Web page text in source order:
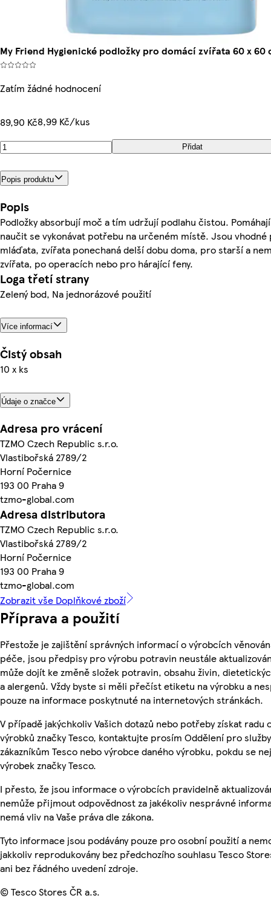
My Friend Hygienické podložky pro domácí zvířata 60 x 60
Zatím žádné hodnocení
89,90 Kč8,99 Kč/kus
Přidat
Popis produktu
Popis
Podložky absorbují moč a tím udržují podlahu čistou.
naučit se vykonávat potřebu na určeném místě. Jsou vhodné
mláďata, zvířata ponechaná delší dobu doma, pro starší a
zvířata, po operacích nebo pro hárající feny.
Loga třetí strany
Zelený bod, Na jednorázové použití
Více informací
Čistý obsah
10 x ks
Údaje o značce
Adresa pro vrácení
TZMO Czech Republic s.r.o.
Vlastibořská 2789/2
Horní Počernice
193 00 Praha 9
tzmo-global.com
Adresa distributora
TZMO Czech Republic s.r.o.
Vlastibořská 2789/2
Horní Počernice
193 00 Praha 9
tzmo-global.com
Zobrazit vše Doplňkové zboží
Příprava a použití
Přestože je zajištění správných informací o výrobcích
péče, jsou předpisy pro výrobu potravin neustále
může dojít ke změně složek potravin, obsahu živin,
a alergenů. Vždy byste si měli přečíst etiketu na výrobku a
pouze na informace poskytnuté na internetových stránkách.
V případě jakýchkoliv Vašich dotazů nebo potřeby získat radu
výrobků značky Tesco, kontaktujte prosím Oddělení pro služby
zákazníkům Tesco nebo výrobce daného výrobku, pokdu se
výrobek značky Tesco.
I přesto, že jsou informace o výrobcích pravidelně
nemůže přijmout odpovědnost za jakékoliv nesprávné
nemá vliv na Vaše práva dle zákona.
Tyto informace jsou podávány pouze pro osobní použití a
jakkoliv reprodukovány bez předchozího souhlasu Tesco
ani bez řádného uvedení zdroje.
© Tesco Stores ČR a.s.